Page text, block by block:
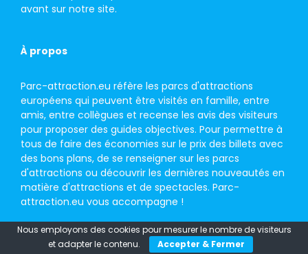
avant sur notre site.
À propos
Parc-attraction.eu réfère les parcs d'attractions
européens qui peuvent être visités en famille, entre
amis, entre collègues et recense les avis des visiteurs
pour proposer des guides objectives. Pour permettre à
tous de faire des économies sur le prix des billets avec
des bons plans, de se renseigner sur les parcs
d'attractions ou découvrir les dernières nouveautés en
matière d'attractions et de spectacles. Parc-
attraction.eu vous accompagne !
© Copyright 2026 -Parc-attraction.eu-Mentions
Nous employons des cookies pour mesurer le nombre de visiteurs
et adapter le contenu.
Accepter & Fermer